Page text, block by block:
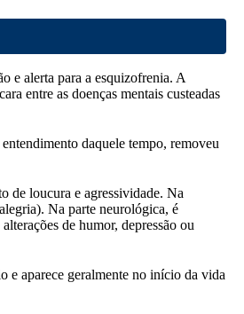
e alerta para a esquizofrenia. A
entre as doenças mentais custeadas
daquele tempo, removeu
de loucura e agressividade. Na
Na parte neurológica, é
de humor, depressão ou
e aparece geralmente no início da vida